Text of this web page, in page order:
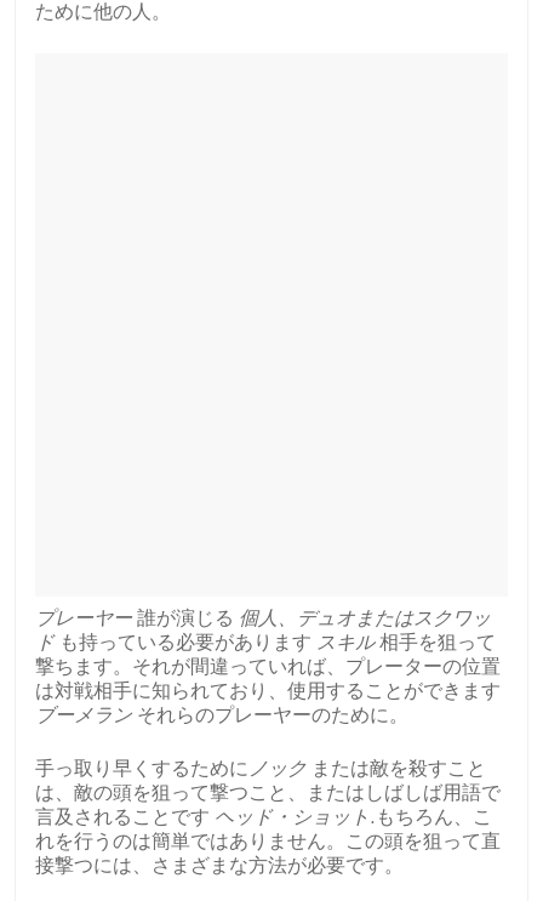
ために他の人。
プレーヤー誰が演じる 個人、デュオまたはスクワッ
ドも持っている必要があります スキル相手を狙って
撃ちます。それが間違っていれば、プレーターの位置
は対戦相手に知られており、使用することができます
ブーメラン それらのプレーヤーのために。
手っ取り早くするために ノック または敵を殺すこと
は、敵の頭を狙って撃つこと、またはしばしば用語で
言及されることです ヘッド・ショット .もちろん、こ
れを行うのは簡単ではありません。この頭を狙って直
接撃つには、さまざまな方法が必要です。